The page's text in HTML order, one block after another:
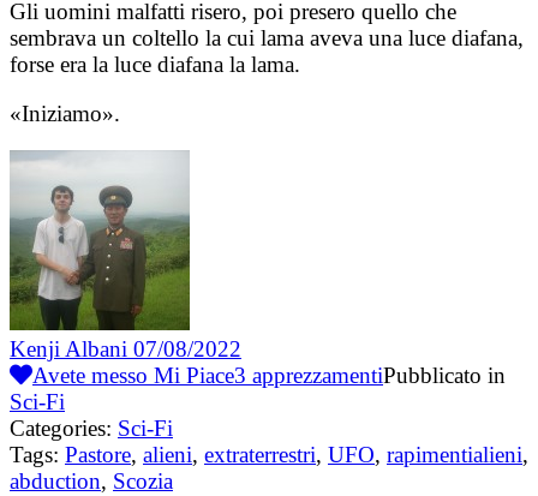
Gli uomini malfatti risero, poi presero quello che
sembrava un coltello la cui lama aveva una luce diafana,
forse era la luce diafana la lama.
«Iniziamo».
Kenji Albani 07/08/2022
Avete messo Mi Piace3 apprezzamentiPubblicato in
Sci-Fi
Categories: Sci-Fi
Tags: Pastore, alieni, extraterrestri, UFO, rapimentialieni,
abduction, Scozia